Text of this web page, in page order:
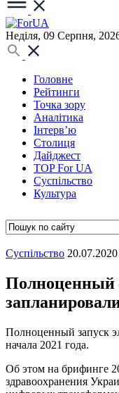
Неділя, 09 Серпня,
Головне
Рейтинги
Точка зору
Аналітика
Інтерв’ю
Столиця
Дайджест
TOP For UA
Суспiльство
Культура
Суспiльство
Полноценный
Полноценный запуск
начала 2021 года.
Об этом на брифинге
здравоохранения